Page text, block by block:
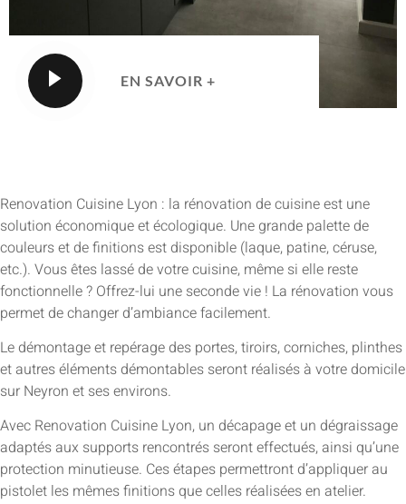
EN SAVOIR +
Renovation Cuisine Lyon : la rénovation de cuisine est une
solution économique et écologique. Une grande palette de
couleurs et de finitions est disponible (laque, patine, céruse,
etc.). Vous êtes lassé de votre cuisine, même si elle reste
fonctionnelle ? Offrez-lui une seconde vie ! La rénovation vous
permet de changer d’ambiance facilement.
Le démontage et repérage des portes, tiroirs, corniches, plinthes
et autres éléments démontables seront réalisés à votre domicile
sur Neyron et ses environs.
Avec Renovation Cuisine Lyon, un décapage et un dégraissage
adaptés aux supports rencontrés seront effectués, ainsi qu’une
protection minutieuse. Ces étapes permettront d’appliquer au
pistolet les mêmes finitions que celles réalisées en atelier.